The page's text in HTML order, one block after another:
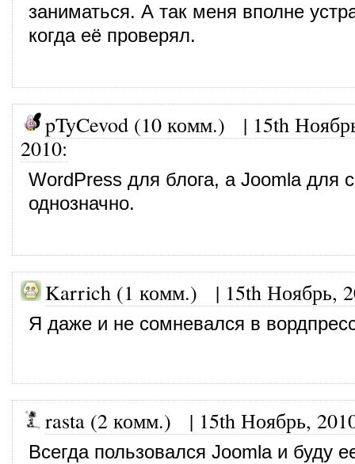
заниматься. А так меня вполне
когда её проверял.
pTyCevod (10 комм.) | 15th
2010:
WordPress для блога, а Joomla для
однозначно.
Karrich (1 комм.) | 15th Ноябрь,
Я даже и не сомневался в
rasta (2 комм.) | 15th Ноябрь,
Всегда пользовался Joomla и буду